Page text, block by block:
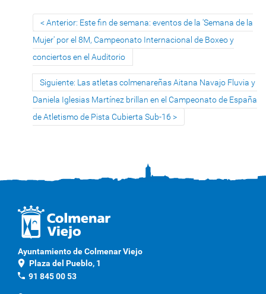
Anterior: Este fin de semana: eventos de la 'Semana de la
Mujer' por el 8M, Campeonato Internacional de Boxeo y
conciertos en el Auditorio
Siguiente: Las atletas colmenareñas Aitana Navajo Fluvia y
Daniela Iglesias Martínez brillan en el Campeonato de España
de Atletismo de Pista Cubierta Sub-16
Ayuntamiento de Colmenar Viejo
location_on Plaza del Pueblo, 1
phone 91 845 00 53